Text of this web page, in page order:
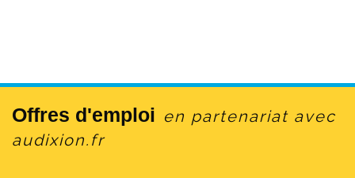
Offres d'emploi en partenariat avec
audixion.fr